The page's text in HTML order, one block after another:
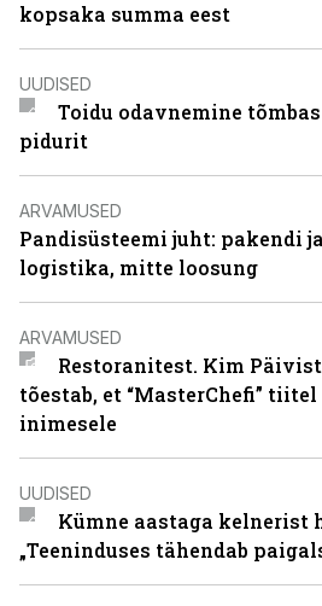
kopsaka summa eest
UUDISED
Toidu odavnemine
pidurit
ARVAMUSED
Pandisüsteemi juht: pakendi
logistika, mitte loosung
ARVAMUSED
Restoranitest. Kim
tõestab, et “MasterChefi”
inimesele
UUDISED
Kümne aastaga kelnerist
„Teeninduses tähendab